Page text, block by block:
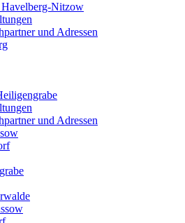
Nitzow
und Adressen
und Adressen